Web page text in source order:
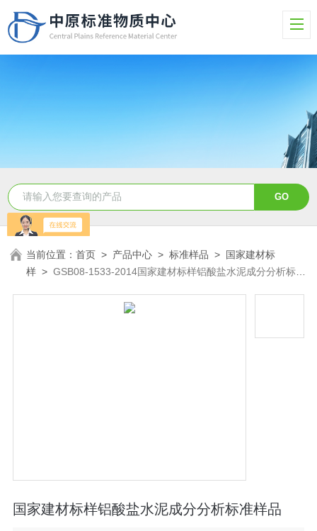
当前位置：首页 > 产品中心 >标准样品 > 国家建材标
样 >GSB08-1533-2014国家建材标样铝酸盐水泥成分分析标准
国家建材标样铝酸盐水泥成分分析标准样品